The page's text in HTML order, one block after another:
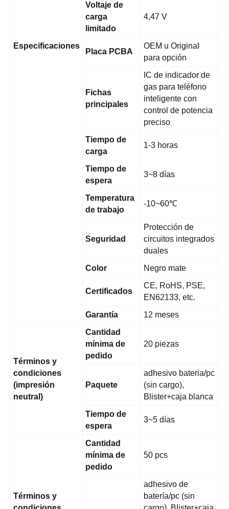
Especificaciones
Voltaje de
carga
limitado
4,47 V
Placa PCBA
OEM u Original
para opción
Fichas
principales
IC de indicador de
gas para teléfono
inteligente con
control de potencia
preciso
Tiempo de
carga
1-3 horas
Tiempo de
espera
3~8 días
Temperatura
de trabajo
-10~60℃
Seguridad
Protección de
circuitos integrados
duales
Color
Negro mate
Certificados
CE, RoHS, PSE,
EN62133, etc.
Garantía
12 meses
Términos y
condiciones
(impresión
neutral)
Cantidad
mínima de
pedido
20 piezas
Paquete
adhesivo bateria/pc
(sin cargo),
Blister+caja blanca
Tiempo de
espera
3~5 días
Términos y
Cantidad
mínima de
pedido
50 pcs
adhesivo de
batería/pc (sin